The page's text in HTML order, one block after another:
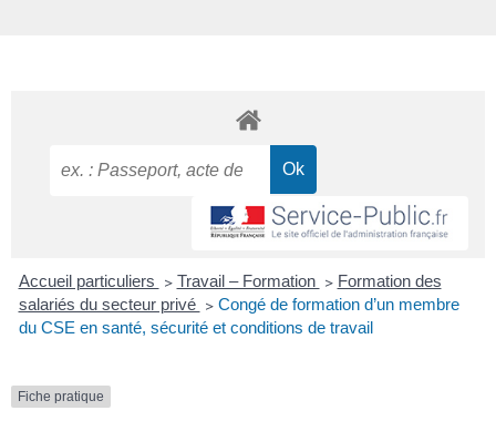
Accueil particuliers > Travail – Formation > Formation des
salariés du secteur privé > Congé de formation d’un membre
du CSE en santé, sécurité et conditions de travail
Fiche pratique